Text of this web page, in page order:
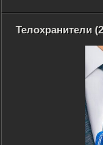
Телохранители